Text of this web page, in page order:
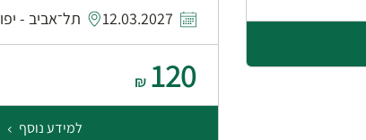
12.03.2027 תל־אביב - יפו
120
₪
למידע נוסף